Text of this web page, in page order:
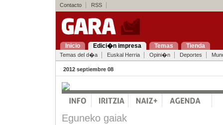
Contacto RSS
Inicio Edici�n impresa Temas Tienda
Temas del d�a Euskal Herria Opini�n Deportes
2012 septiembre 08
Eguneko gaiak